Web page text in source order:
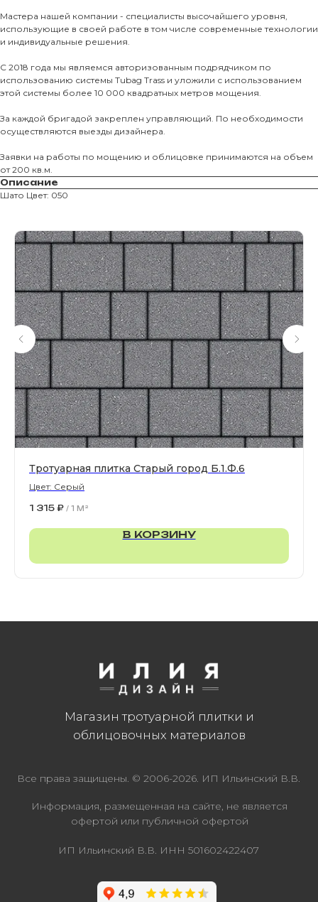
Мастера нашей компании - специалисты высочайшего уровня,
использующие в своей работе в том числе современные технологии
и индивидуальные решения.
С 2018 года мы являемся авторизованным подрядчиком по
использованию системы Tubag Trass и уложили с использованием
этой системы более 10 000 квадратных метров мощения.
За каждой бригадой закреплен управляющий. По необходимости
осуществляются выезды дизайнера.
Заявки на работы по мощению и облицовке принимаются на объем
от 200 кв.м.
Описание
Шато Цвет: 050
Тротуарная плитка Старый город Б.1.Ф.6
Цвет: Серый
1 315 ₽ / 1 M²
В КОРЗИНУ
ИП Ильинский В.В. ИНН 501602422407
Информация, размещенная на сайте, не является
офертой или публичной офертой
Все права защищены. © 2006-2026. ИП Ильинский В.В.
облицовочных материалов
ПОМОЩЬ
Правила обработки персональных данных
Политика конфиденциальности
Навесы,